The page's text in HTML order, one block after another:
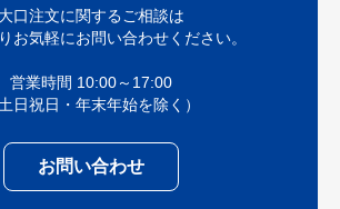
大口注文に関するご相談は
お気軽にお問い合わせください。
営業時間 10:00～17:00
土日祝日・年末年始を除く）
お問い合わせ